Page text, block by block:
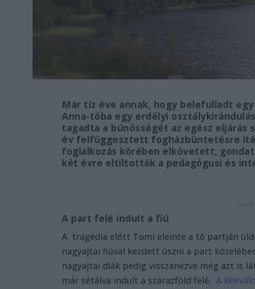
Már tíz éve annak, hogy belefulladt
Anna-tóba egy erdélyi
tagadta a bűnösségét az egész eljárás
év felfüggesztett fogházbüntetésre
foglalkozás körében elkövetett,
két évre eltiltották a pedagógusi és
A part felé indult a fiú
A tragédia előtt Tomi eleinte a tó partján
nagyajtai fiúval kezdett úszni a part
nagyajtai diák pedig visszanézve még azt is
már sétálva indult a szárazföld felé. A